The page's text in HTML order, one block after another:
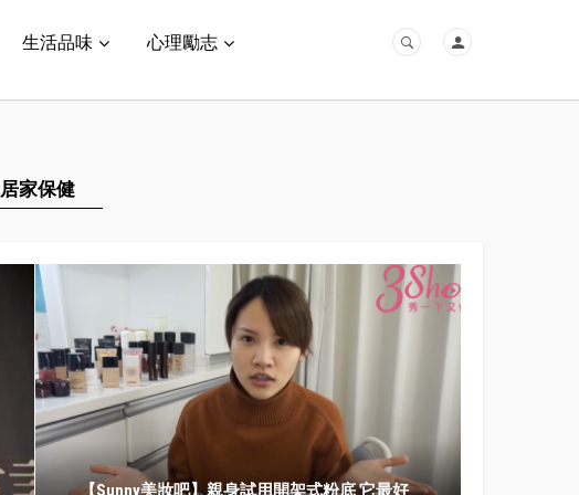
生活品味
心理勵志
居家保健
【Sunny美妝吧】親身試用開架式粉底 它最好